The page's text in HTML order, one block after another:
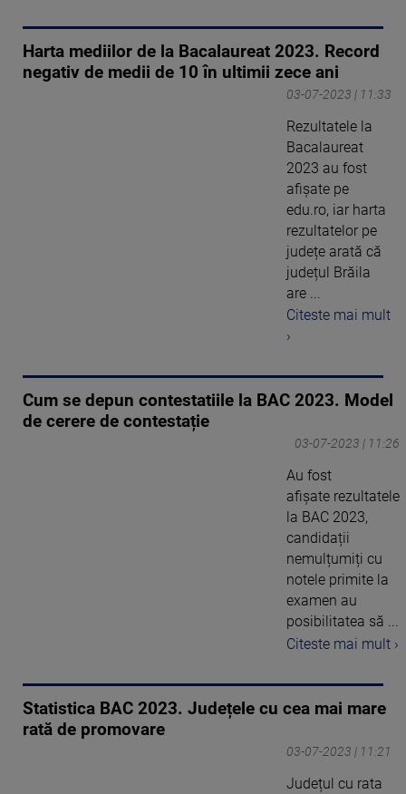
Harta mediilor de la Bacalaureat 2023. Record
negativ de medii de 10 în ultimii zece ani
03-07-2023 | 11:33
Rezultatele la
Bacalaureat
2023 au fost
afișate pe
edu.ro, iar harta
rezultatelor pe
județe arată că
județul Brăila
are ...
Citeste mai mult
›
Cum se depun contestatiile la BAC 2023. Model
de cerere de contestație
03-07-2023 | 11:26
Au fost
afișate rezultatele
la BAC 2023,
candidații
nemulțumiți cu
notele primite la
examen au
posibilitatea să ...
Citeste mai mult ›
Statistica BAC 2023. Județele cu cea mai mare
rată de promovare
03-07-2023 | 11:21
Județul cu rata